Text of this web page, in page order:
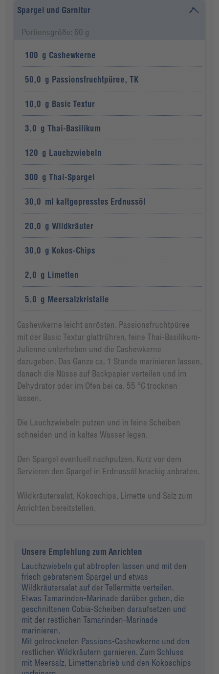
Spargel und Garnitur
Portionsgröße: 60 g
100 g Cashewkerne
50,0 g Passionsfruchtpüree, TK
10,0 g Basic Textur
3,0 g Thai-Basilikum
120 g Lauchzwiebeln
300 g Thai-Spargel
30,0 ml kaltgepresstes Erdnussöl
20,0 g Wildkräuter
30,0 g Kokos-Chips
2,0 g Limetten
5,0 g Meersalzkristalle
Cashewkerne leicht anrösten. Passionsfruchtpüree
mit der Basic Textur glattrühren, feine Thai-Basilikum-
Julienne unterheben und die Cashewkerne
dazugeben. Das Ganze ca. 1 Stunde marinieren lassen,
danach die Nüsse auf Backpapier verteilen und im
Dehydrator oder im Ofen bei ca. 55 °C trocknen
lassen.
Die Lauchzwiebeln putzen und in feine Scheiben
schneiden und in kaltes Wasser legen.
Den Spargel eventuell nachputzen. Kurz vor dem
Servieren den Spargel in Erdnussöl knackig anbraten.
Wildkräutersalat, Kokoschips, Limette und Salz zum
Anrichten bereitstellen.
Unsere Empfehlung zum Anrichten
Lauchzwiebeln gut abtropfen lassen und mit den
frisch gebratenem Spargel und etwas
Wildkräutersalat auf der Tellermitte verteilen.
Etwas Tamarinden-Marinade darüber geben, die
geschnittenen Cobia-Scheiben daraufsetzen und
mit der restlichen Tamarinden-Marinade
marinieren.
Mit getrockneten Passions-Cashewkerne und den
restlichen Wildkräutern garnieren. Zum Schluss
mit Meersalz, Limettenabrieb und den Kokoschips